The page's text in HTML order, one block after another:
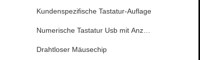
Kundenspezifische Tastatur-Auflage
Numerische Tastatur Usb mit Anzeige
Drahtloser Mäusechip